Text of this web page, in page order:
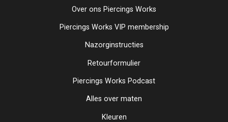
Over ons Piercings Works
Piercings Works VIP membership
Nazorginstructies
Retourformulier
Piercings Works Podcast
Alles over maten
Kleuren